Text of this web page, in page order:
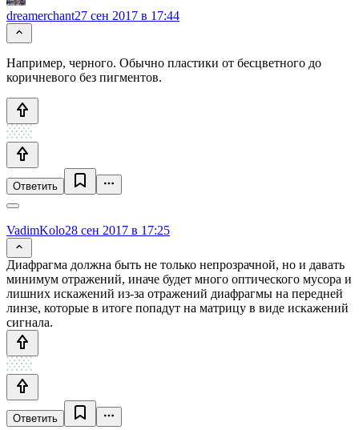
dreamerchant27 сен 2017 в 17:44
Например, черного. Обычно пластики от бесцветного до
коричневого без пигментов.
Ответить
VadimKolo28 сен 2017 в 17:25
Диафрагма должна быть не только непрозрачной, но и давать
минимум отражений, иначе будет много оптического мусора и
лишних искажений из-за отражений диафрагмы на передней
линзе, которые в итоге попадут на матрицу в виде искажений
сигнала.
Ответить